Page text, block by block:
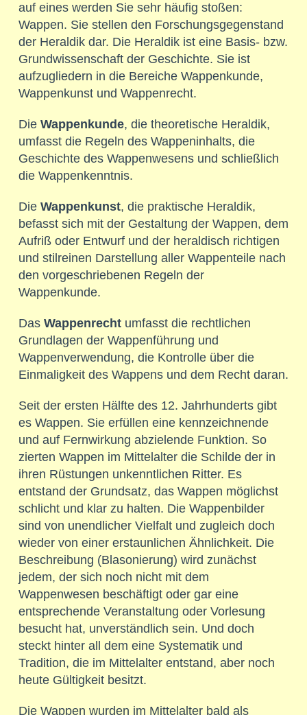
auf eines werden Sie sehr häufig stoßen:
Wappen. Sie stellen den Forschungsgegenstand
der Heraldik dar. Die Heraldik ist eine Basis- bzw.
Grundwissenschaft der Geschichte. Sie ist
aufzugliedern in die Bereiche Wappenkunde,
Wappenkunst und Wappenrecht.
Die Wappenkunde, die theoretische Heraldik,
umfasst die Regeln des Wappeninhalts, die
Geschichte des Wappenwesens und schließlich
die Wappenkenntnis.
Die Wappenkunst, die praktische Heraldik,
befasst sich mit der Gestaltung der Wappen, dem
Aufriß oder Entwurf und der heraldisch richtigen
und stilreinen Darstellung aller Wappenteile nach
den vorgeschriebenen Regeln der
Wappenkunde.
Das Wappenrechtumfasst die rechtlichen
Grundlagen der Wappenführung und
Wappenverwendung, die Kontrolle über die
Einmaligkeit des Wappens und dem Recht daran.
Seit der ersten Hälfte des 12. Jahrhunderts gibt
es Wappen. Sie erfüllen eine kennzeichnende
und auf Fernwirkung abzielende Funktion. So
zierten Wappen im Mittelalter die Schilde der in
ihren Rüstungen unkenntlichen Ritter. Es
entstand der Grundsatz, das Wappen möglichst
schlicht und klar zu halten. Die Wappenbilder
sind von unendlicher Vielfalt und zugleich doch
wieder von einer erstaunlichen Ähnlichkeit. Die
Beschreibung (Blasonierung) wird zunächst
jedem, der sich noch nicht mit dem
Wappenwesen beschäftigt oder gar eine
entsprechende Veranstaltung oder Vorlesung
besucht hat, unverständlich sein. Und doch
steckt hinter all dem eine Systematik und
Tradition, die im Mittelalter entstand, aber noch
heute Gültigkeit besitzt.
Die Wappen wurden im Mittelalter bald als